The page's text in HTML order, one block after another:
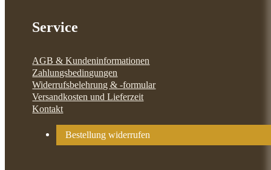
Service
AGB & Kundeninformationen
Zahlungsbedingungen
Widerrufsbelehrung & -formular
Versandkosten und Lieferzeit
Kontakt
Bestellung widerrufen